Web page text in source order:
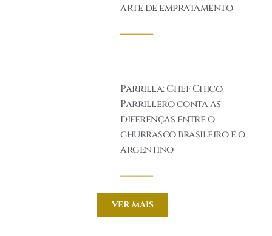
VER MAIS
arte de empratamento
Parrilla: Chef Chico
Parrillero conta as
diferenças entre o
churrasco brasileiro e o
argentino